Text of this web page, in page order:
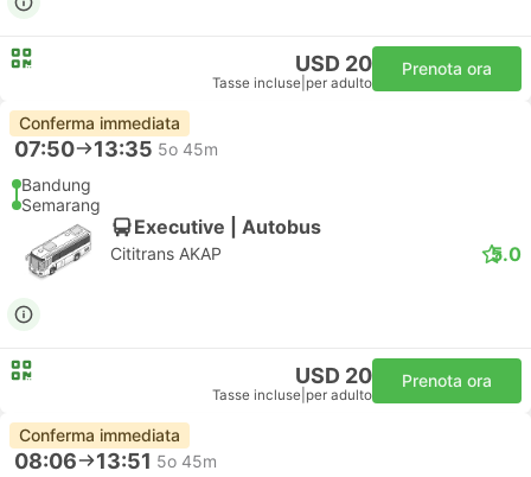
USD 20
Tasse incluse per adulto
Prenota ora
Conferma immediata
07:50 13:35 5o 45m
Bandung
Semarang
Executive | Autobus
Cititrans AKAP 5.0
USD 20
Tasse incluse per adulto
Prenota ora
Conferma immediata
08:06 13:51 5o 45m